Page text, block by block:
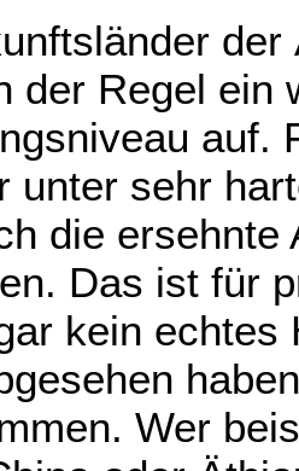
der Regel ein
auf.
unter sehr
die
Das ist für
kein echtes
Wer